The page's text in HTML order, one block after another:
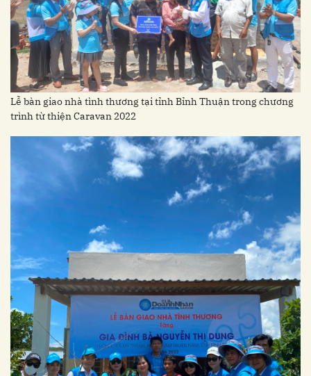
Lễ bàn giao nhà tình thương tại tỉnh Bỉnh Thuận trong chương
trình từ thiện Caravan 2022